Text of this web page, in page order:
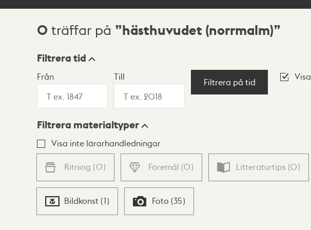
Sökresultat
0 träffar på hästhuvudet (norrmalm)
Visningsläge
Lista Karta
Filtrera tid
Från Till
Filtrera på tid
Filtrera materialtyper
Visa inte lärarhandledningar
Ritning (0) Föremål (0) Litteraturtips (0)
Bildkonst (1) Foto (35)